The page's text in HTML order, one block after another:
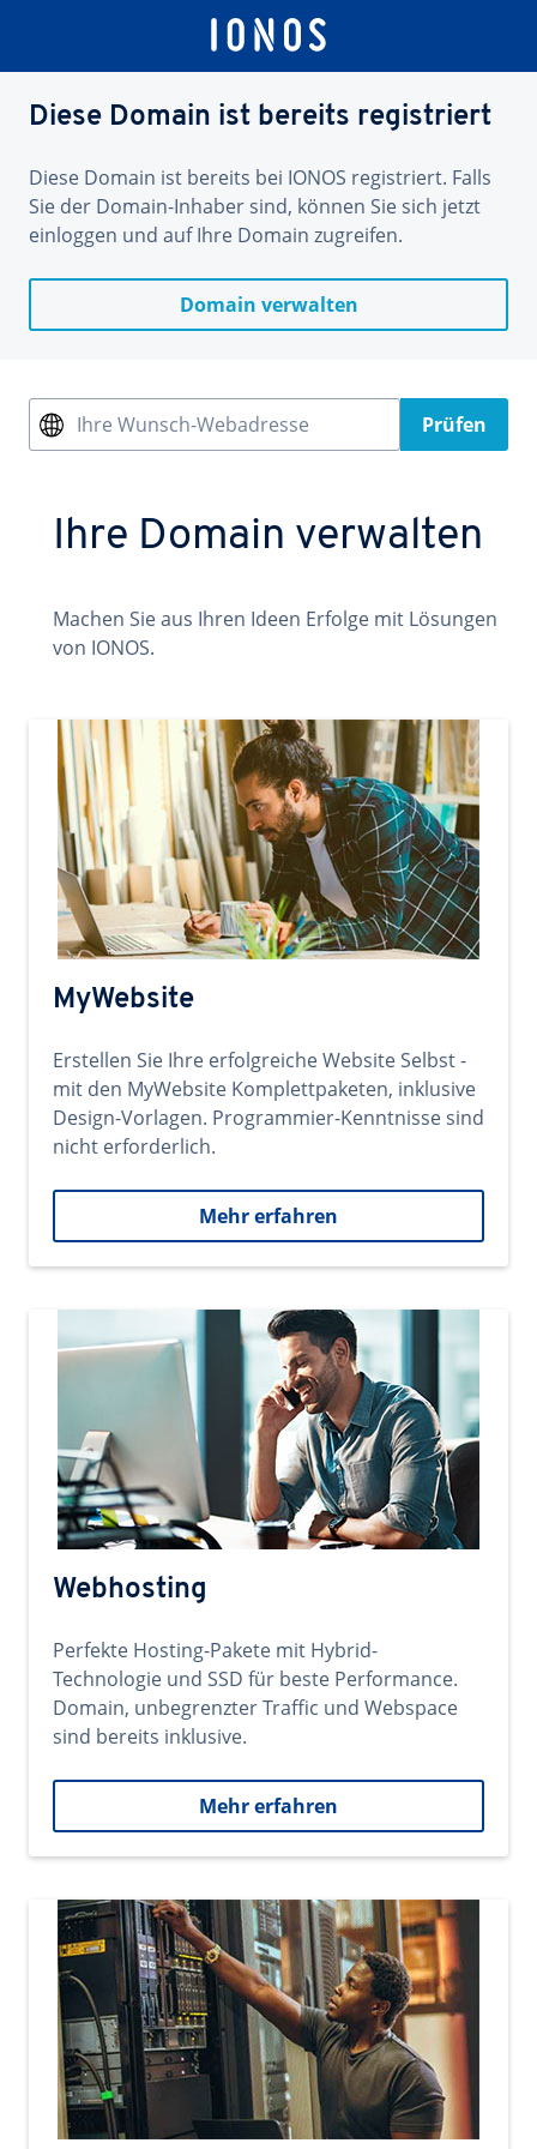
Diese Domain ist bereits registriert
Diese Domain ist bereits bei IONOS registriert. Falls
Sie der Domain-Inhaber sind, können Sie sich jetzt
einloggen und auf Ihre Domain zugreifen.
Domain verwalten
Ihre Wunsch-Webadresse Prüfen
Ihre Domain verwalten
Machen Sie aus Ihren Ideen Erfolge mit Lösungen
von IONOS.
MyWebsite
Erstellen Sie Ihre erfolgreiche Website Selbst -
mit den MyWebsite Komplettpaketen, inklusive
Design-Vorlagen. Programmier-Kenntnisse sind
nicht erforderlich.
Mehr erfahren
Webhosting
Perfekte Hosting-Pakete mit Hybrid-
Technologie und SSD für beste Performance.
Domain, unbegrenzter Traffic und Webspace
sind bereits inklusive.
Mehr erfahren